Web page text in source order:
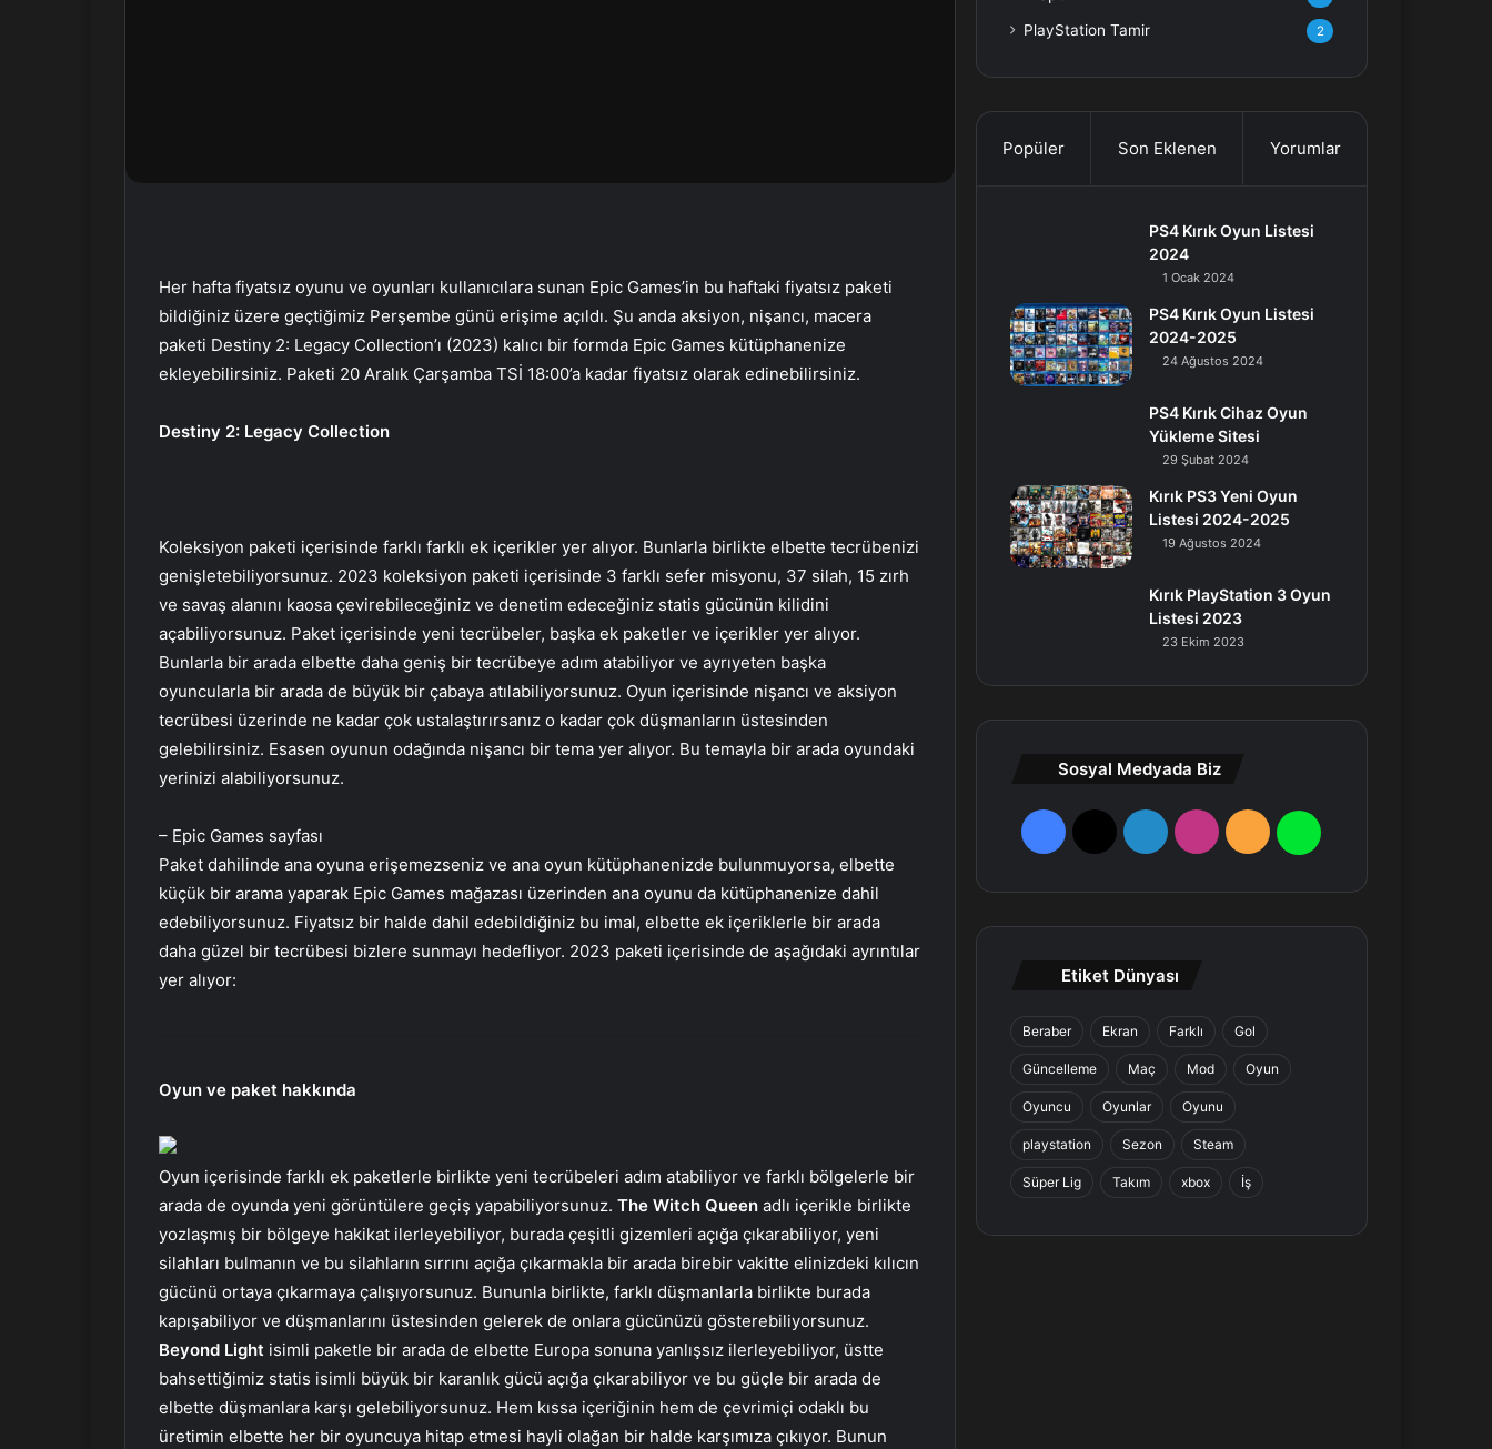
Her hafta fiyatsız oyunu ve oyunları kullanıcılara sunan Epic Games’in bu haftaki fiyatsız paketi
bildiğiniz üzere geçtiğimiz Perşembe günü erişime açıldı. Şu anda aksiyon, nişancı, macera
paketi Destiny 2: Legacy Collection’ı (2023) kalıcı bir formda Epic Games kütüphanenize
ekleyebilirsiniz. Paketi 20 Aralık Çarşamba TSİ 18:00’a kadar fiyatsız olarak edinebilirsiniz.
Destiny 2: Legacy Collection
Koleksiyon paketi içerisinde farklı farklı ek içerikler yer alıyor. Bunlarla birlikte elbette tecrübenizi
genişletebiliyorsunuz. 2023 koleksiyon paketi içerisinde 3 farklı sefer misyonu, 37 silah, 15 zırh
ve savaş alanını kaosa çevirebileceğiniz ve denetim edeceğiniz statis gücünün kilidini
açabiliyorsunuz. Paket içerisinde yeni tecrübeler, başka ek paketler ve içerikler yer alıyor.
Bunlarla bir arada elbette daha geniş bir tecrübeye adım atabiliyor ve ayrıyeten başka
oyuncularla bir arada de büyük bir çabaya atılabiliyorsunuz. Oyun içerisinde nişancı ve aksiyon
tecrübesi üzerinde ne kadar çok ustalaştırırsanız o kadar çok düşmanların üstesinden
gelebilirsiniz. Esasen oyunun odağında nişancı bir tema yer alıyor. Bu temayla bir arada oyundaki
yerinizi alabiliyorsunuz.
– Epic Games sayfası
Paket dahilinde ana oyuna erişemezseniz ve ana oyun kütüphanenizde bulunmuyorsa, elbette
küçük bir arama yaparak Epic Games mağazası üzerinden ana oyunu da kütüphanenize dahil
edebiliyorsunuz. Fiyatsız bir halde dahil edebildiğiniz bu imal, elbette ek içeriklerle bir arada
daha güzel bir tecrübesi bizlere sunmayı hedefliyor. 2023 paketi içerisinde de aşağıdaki ayrıntılar
yer alıyor:
Oyun ve paket hakkında
Oyun içerisinde farklı ek paketlerle birlikte yeni tecrübeleri adım atabiliyor ve farklı bölgelerle bir
arada de oyunda yeni görüntülere geçiş yapabiliyorsunuz. The Witch Queen adlı içerikle birlikte
yozlaşmış bir bölgeye hakikat ilerleyebiliyor, burada çeşitli gizemleri açığa çıkarabiliyor, yeni
silahları bulmanın ve bu silahların sırrını açığa çıkarmakla bir arada birebir vakitte elinizdeki kılıcın
gücünü ortaya çıkarmaya çalışıyorsunuz. Bununla birlikte, farklı düşmanlarla birlikte burada
kapışabiliyor ve düşmanlarını üstesinden gelerek de onlara gücünüzü gösterebiliyorsunuz.
Beyond Light isimli paketle bir arada de elbette Europa sonuna yanlışsız ilerleyebiliyor, üstte
bahsettiğimiz statis isimli büyük bir karanlık gücü açığa çıkarabiliyor ve bu güçle bir arada de
elbette düşmanlara karşı gelebiliyorsunuz. Hem kıssa içeriğinin hem de çevrimiçi odaklı bu
üretimin elbette her bir oyuncuya hitap etmesi hayli olağan bir halde karşımıza çıkıyor. Bunun
PlayStation Tamir 2
Popüler Son Eklenen Yorumlar
PS4 Kırık Oyun Listesi
2024
1 Ocak 2024
PS4 Kırık Oyun Listesi
2024-2025
24 Ağustos 2024
PS4 Kırık Cihaz Oyun
Yükleme Sitesi
29 Şubat 2024
Kırık PS3 Yeni Oyun
Listesi 2024-2025
19 Ağustos 2024
Kırık PlayStation 3 Oyun
Listesi 2023
23 Ekim 2023
Sosyal Medyada Biz
F
e
k
X
L
n
a
m
R
W
a
Etiket Dünyası
Beraber Ekran Farklı Gol
Güncelleme Maç Mod Oyun
Oyuncu Oyunlar Oyunu
playstation Sezon Steam
Süper Lig Takım xbox İş